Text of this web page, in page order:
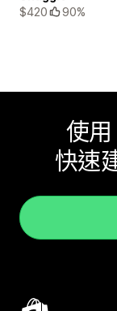
$420
90%
使
快速